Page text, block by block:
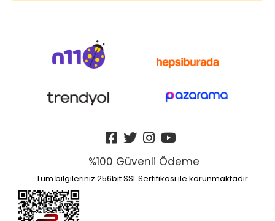
%100 Güvenli Ödeme
Tüm bilgileriniz 256bit SSL Sertifikası ile korunmaktadır.